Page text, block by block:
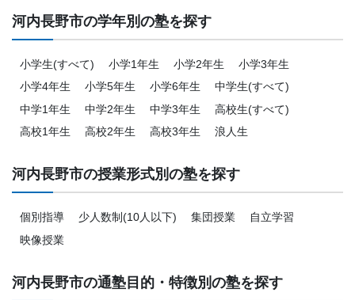
河内長野市の学年別の塾を探す
小学生(すべて) 小学1年生 小学2年生
小学3年生
小学4年生
小学5年生 小学6年生
中学生(すべて)
中学1年生
中学2年生 中学3年生
高校生(すべて)
高校1年生
高校2年生 高校3年生 浪人生
河内長野市の授業形式別の塾を探す
個別指導 少人数制(10人以下) 集団授業
自立学習
映像授業
河内長野市の通塾目的・特徴別の塾を探す